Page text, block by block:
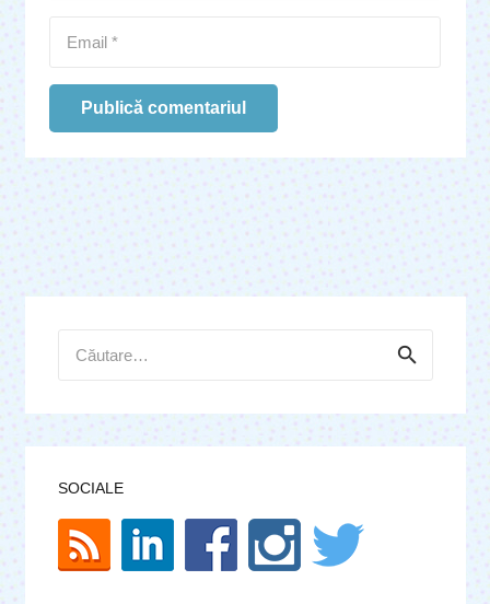
Publică comentariul
după:
SOCIALE